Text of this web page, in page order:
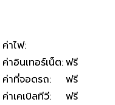
ค่าไฟ:
ค่าอินเทอร์เน็ต:ฟรี
ค่าที่จอดรถ:
ฟรี
ค่าเคเบิลทีวี:
ฟรี